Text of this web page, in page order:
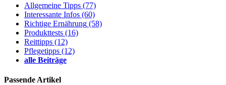
Allgemeine Tipps (77)
Interessante Infos (60)
Richtige Ernährung (58)
Produkttests (16)
Reittipps (12)
Pflegetipps (12)
alle Beiträge
Passende Artikel